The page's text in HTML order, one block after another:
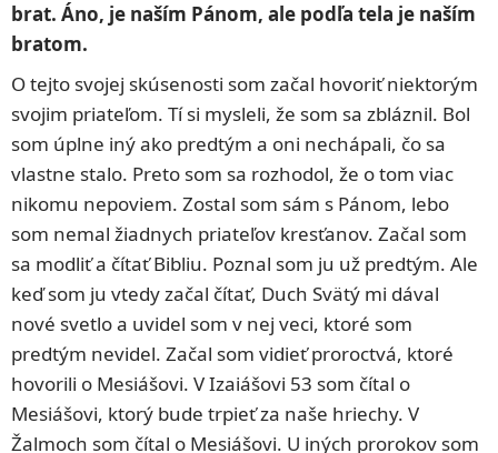
brat. Áno, je naším Pánom, ale podľa tela je naším
bratom.
O tejto svojej skúsenosti som začal hovoriť niektorým
svojim priateľom. Tí si mysleli, že som sa zbláznil. Bol
som úplne iný ako predtým a oni nechápali, čo sa
vlastne stalo. Preto som sa rozhodol, že o tom viac
nikomu nepoviem. Zostal som sám s Pánom, lebo
som nemal žiadnych priateľov kresťanov. Začal som
sa modliť a čítať Bibliu. Poznal som ju už predtým. Ale
keď som ju vtedy začal čítať, Duch Svätý mi dával
nové svetlo a uvidel som v nej veci, ktoré som
predtým nevidel. Začal som vidieť proroctvá, ktoré
hovorili o Mesiášovi. V Izaiášovi 53 som čítal o
Mesiášovi, ktorý bude trpieť za naše hriechy. V
Žalmoch som čítal o Mesiášovi. U iných prorokov som